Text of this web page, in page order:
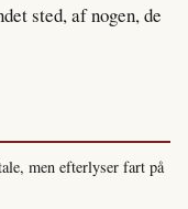
sted, af nogen, de
men efterlyser fart på